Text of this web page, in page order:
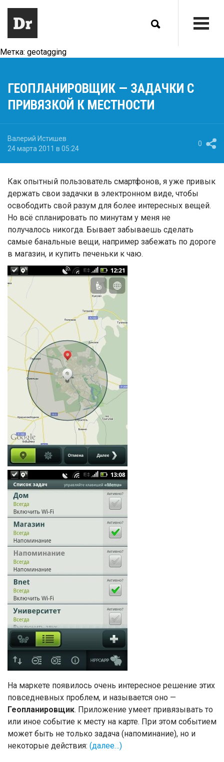
Метка: geotagging
ГЕОПЛАНИРОВЩИК — ЗАДАЧКИ С
ПРИВЯЗКОЙ К МЕСТНОСТИ
Валерий Истишев
24 марта 2011 в 05:24
0
Как опытный пользователь смартфонов, я уже привык
держать свои задачки в электронном виде, чтобы
освободить свой разум для более интересных вещей.
Но всё спланировать по минутам у меня не
получалось никогда. Бывает забываешь сделать
самые банальные вещи, например забежать по дороге
в магазин, и купить печеньки к чаю.
На маркете появилось очень интересное решение этих
повседневных проблем, и называется оно —
Геопланировщик. Приложение умеет привязывать то
или иное событие к месту на карте. При этом событием
может быть не только задача (напоминание), но и
некоторые действия: (далее…)